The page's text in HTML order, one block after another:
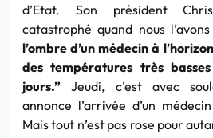
d’Etat. Son président
catastrophé quand nous
l’ombre d’un médecin à
des températures très
jours.”Jeudi, c’est avec
annonce l’arrivée d’un
Mais tout n’est pas rose pour